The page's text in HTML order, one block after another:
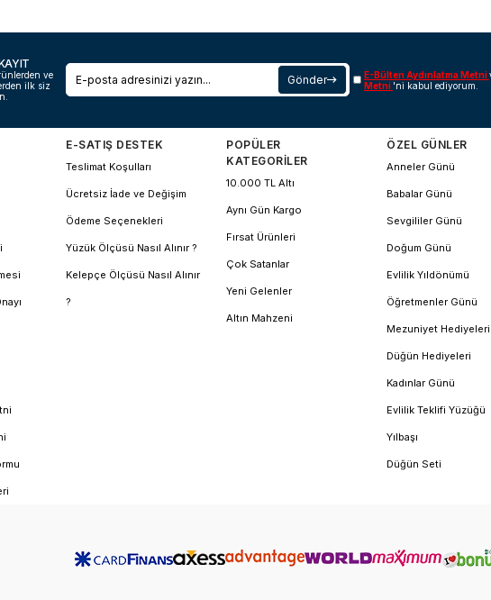
ve
ilk siz
Gönder E-Bülten Aydınlatma Metni
Metni 'ni kabul ediyorum.
E-SATIŞ DESTEK
Teslimat Koşulları
Ücretsiz İade ve Değişim
Ödeme Seçenekleri
Yüzük Ölçüsü Nasıl Alınır ?
Kelepçe Ölçüsü Nasıl Alınır
?
POPÜLER
KATEGORİLER
10.000 TL Altı
Aynı Gün Kargo
Fırsat Ürünleri
Çok Satanlar
Yeni Gelenler
Altın Mahzeni
ÖZEL GÜNLER
Anneler Günü
Babalar Günü
Sevgililer Günü
Doğum Günü
Evlilik Yıldönümü
Öğretmenler Günü
Mezuniyet Hediyeleri
Düğün Hediyeleri
Kadınlar Günü
Evlilik Teklifi Yüzüğü
Yılbaşı
Düğün Seti